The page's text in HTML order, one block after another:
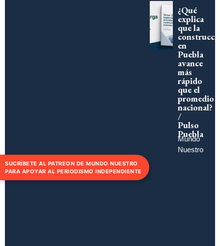
¿Qué
explica
que la
en
Puebla
avance
más
rápido
que el
promedio
nacional?
/
Pulso
Puebla
Mundo
Nuestro
SUCRÍBETE AL PATREON DE MUNDO NUESTRO
PARA APOYAR AL PERIODISMO INDEPENDIENTE